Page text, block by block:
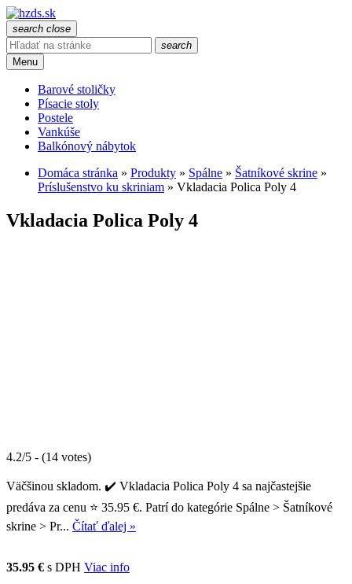
search close
search
Menu
Barové stoličky
Písacie stoly
Postele
Vankúše
Balkónový nábytok
Domáca stránka » Produkty » Spálne » Šatníkové skrine »
Príslušenstvo ku skriniam » Vkladacia Polica Poly 4
Vkladacia Polica Poly 4
4.2/5 - (14 votes)
Väčšinou skladom. ✔️ Vkladacia Polica Poly 4 sa najčastejšie
predáva za cenu ⭐ 35.95 €. Patrí do kategórie Spálne > Šatníkové
skrine > Pr... Čítať ďalej »
35.95 € s DPH Viac info